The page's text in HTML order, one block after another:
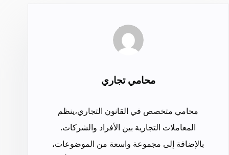
محامي تجاري
محامي متخصص في القانون التجاري،ينظم
المعاملات التجارية بين الأفراد والشركات.
بالإضافة إلى مجموعة واسعة من الموضوعات،